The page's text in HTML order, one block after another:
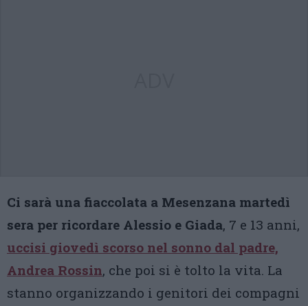
Ci sarà una fiaccolata a Mesenzana martedì
sera per ricordare Alessio e Giada, 7 e 13 anni,
uccisi giovedì scorso nel sonno dal padre,
Andrea Rossin, che poi si è tolto la vita. La
stanno organizzando i genitori dei compagni